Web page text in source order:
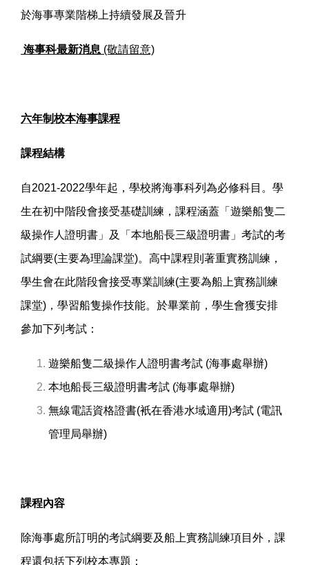
於海事專業階梯上持續發展及晉升
海事科最新消息 (敬請留意)
六年制校本海事課程
課程結構
自2021-2022學年起，學校將海事科列為必修科目。學
生在初中階段會接受基礎訓練，課程涵蓋「遊樂船隻二
級操作人證明書」及「本地船長三級證明書」考試的考
試綱要(主要為理論課堂)。高中課程則著重實務訓練，
學生會在此階段會接受專業訓練(主要為船上實務訓練
課堂)，學習船隻操作技能。於畢業前，學生會獲安排
參加下列考試：
遊樂船隻二級操作人證明書考試 (海事處舉辦)
本地船長三級證明書考試 (海事處舉辦)
無線電話資格證書(衹在香港水域適用)考試 (電訊
管理局舉辦)
課程內容
除海事處所訂明的考試綱要及船上實務訓練項目外，課
程還包括下列校本專題：